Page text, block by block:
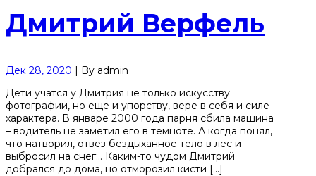
Дмитрий Верфель
Дек 28, 2020 | By admin
Дети учатся у Дмитрия не только искусству
фотографии, но еще и упорству, вере в себя и силе
характера. В январе 2000 года парня сбила машина
– водитель не заметил его в темноте. А когда понял,
что натворил, отвез бездыханное тело в лес и
выбросил на снег… Каким-то чудом Дмитрий
добрался до дома, но отморозил кисти […]